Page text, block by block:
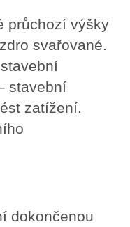
průchozí výšky
svařované.
stavební
zatížení.
dokončenou